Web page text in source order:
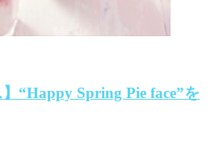
】“Happy Spring Pie face”を